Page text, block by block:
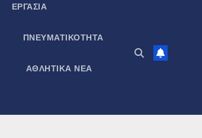
ΕΡΓΑΣΙΑ
ΠΝΕΥΜΑΤΙΚΌΤΗΤΑ
ΑΘΛΗΤΙΚΑ ΝΕΑ